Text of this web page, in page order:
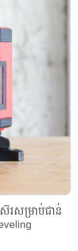
សម្រាប់ជាន់